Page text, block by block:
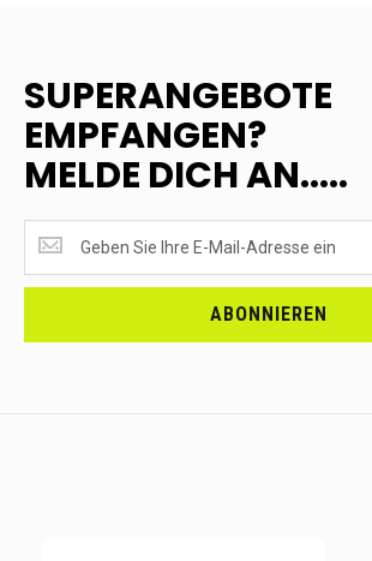
SUPERANGEBOTE
EMPFANGEN?
MELDE DICH AN.....
EMPFANGEN?
<br>MELDE
ABONNIEREN